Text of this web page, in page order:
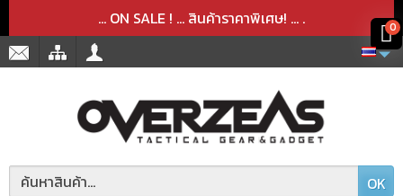
... ON SALE ! ... สินค้าราคาพิเศษ! ... .
OK
สินค้าได้เพิ่มลงในตะกร้าเรียบร้อยแล้ว
สินค้าได้ถูกลบออกจากตะกร้าเรียบร้อยแล้ว
0